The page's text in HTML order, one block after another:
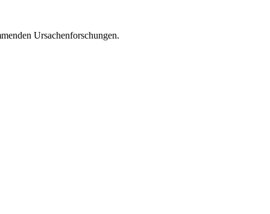
Ursachenforschungen.